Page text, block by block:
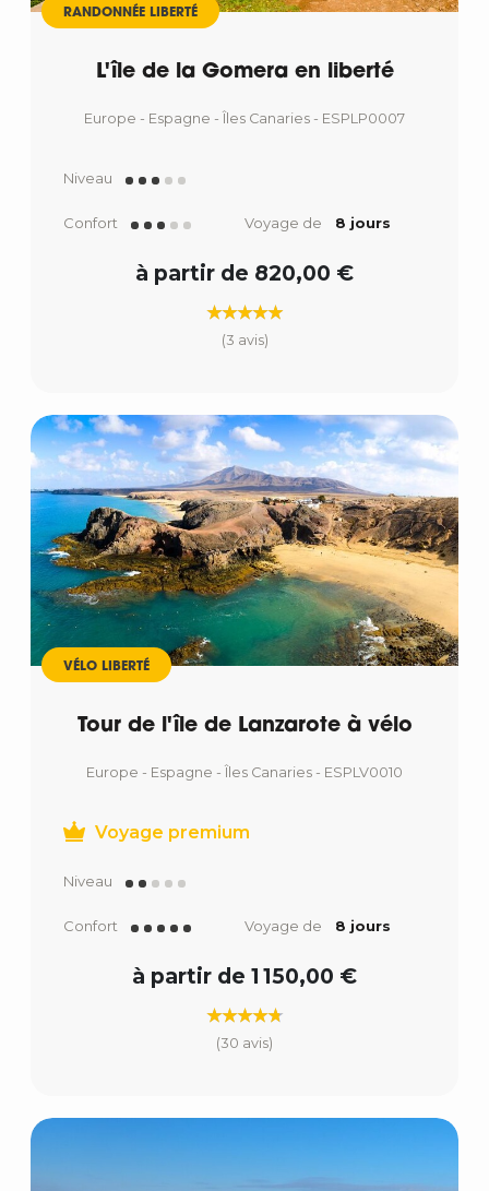
RANDONNÉE LIBERTÉ
L'île de la Gomera en liberté
Europe - Espagne - Îles Canaries - ESPLP0007
Niveau
Confort Voyage de 8 jours
à partir de 820,00 €
(3 avis)
VÉLO LIBERTÉ
Tour de l'île de Lanzarote à vélo
Europe - Espagne - Îles Canaries - ESPLV0010
Voyage premium
Niveau
Confort Voyage de 8 jours
à partir de 1 150,00 €
(30 avis)